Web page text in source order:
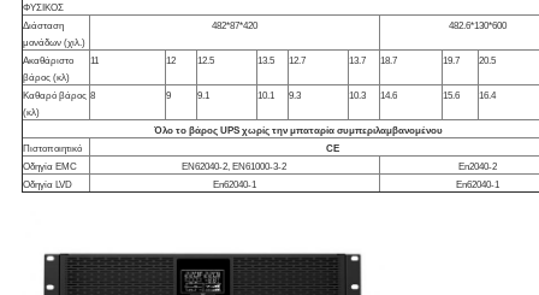
ΦΥΣΙΚΟΣ
Διάσταση
μονάδων (χιλ.)
482*87*420 482.6*130*600
Ακαθάριστο
βάρος (κλ)
11 12 12.5 13.5 12.7 13.7 18.7 19.7 20.5
Καθαρό βάρος
(κλ)
8 9 9.1 10.1 9.3 10.3 14.6 15.6 16.4
Όλο το βάρος UPS χωρίς την μπαταρία συμπεριλαμβανομένου
Πιστοποιητικό
CE
Οδηγία EMC
EN62040-2, EN61000-3-2
En2040-2
Οδηγία LVD
En62040-1 En62040-1